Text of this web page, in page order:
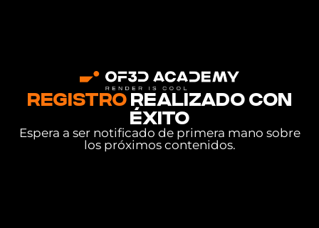
REGISTROREALIZADO CON
ÉXITO
Espera a ser notificado de primera mano sobre
los próximos contenidos.